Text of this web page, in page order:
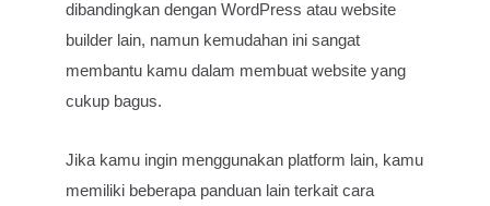
dibandingkan dengan WordPress atau website
builder lain, namun kemudahan ini sangat
membantu kamu dalam membuat website yang
cukup bagus.
Jika kamu ingin menggunakan platform lain, kamu
memiliki beberapa panduan lain terkait cara